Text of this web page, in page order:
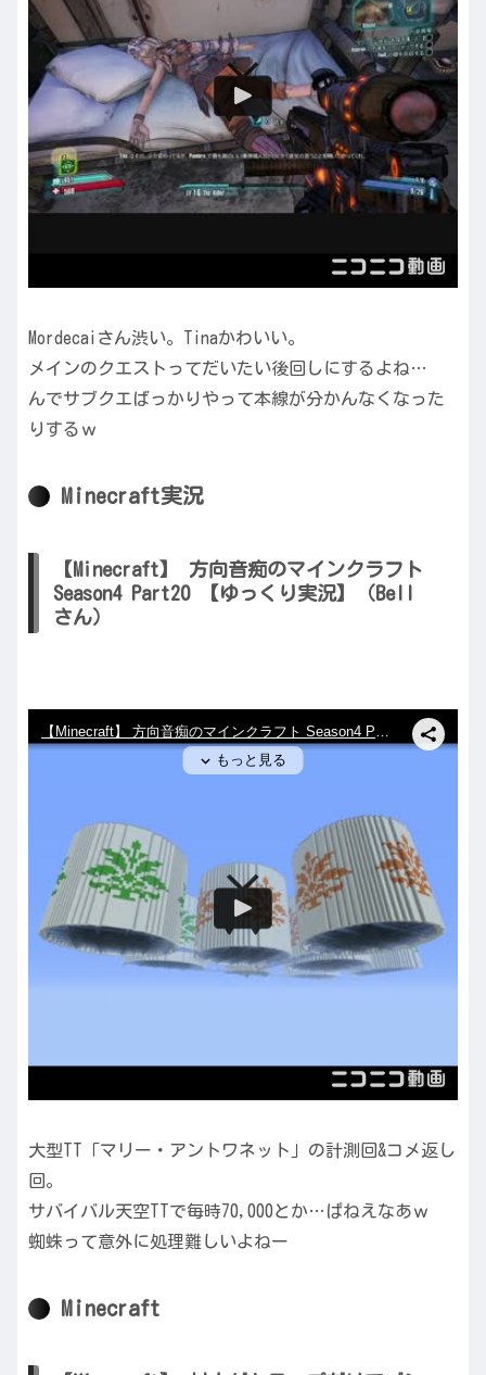
Mordecaiさん渋い。Tinaかわいい。
メインのクエストってだいたい後回しにするよね…
んでサブクエばっかりやって本線が分かんなくなった
りするｗ
Minecraft実況
【Minecraft】 方向音痴のマインクラフト
Season4 Part20 【ゆっくり実況】（Bell
さん）
大型TT「マリー・アントワネット」の計測回&コメ返し
回。
サバイバル天空TTで毎時70,000とか…ぱねえなあｗ
蜘蛛って意外に処理難しいよねー
Minecraft